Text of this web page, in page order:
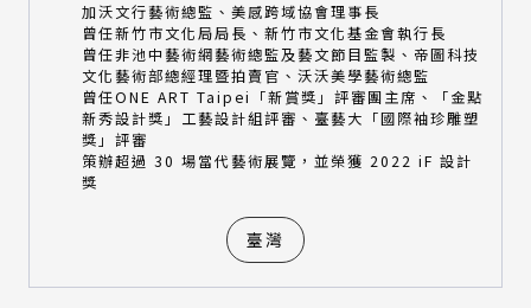
加沃文行藝術總監、美感跨域協會理事長
曾任新竹市文化局局長、新竹市文化基金會執行長
曾任非池中藝術網藝術總監及藝文節目監製、帝圖科技
文化藝術部總經理暨拍賣官、沃沃美學藝術總監
曾任ONE ART Taipei「新賞獎」評審團主席、「金點
新秀設計獎」工藝設計組評審、臺藝大「國際袖珍雕塑
獎」評審
策辦超過 30 場當代藝術展覽，並榮獲 2022 iF 設計
獎
臺灣